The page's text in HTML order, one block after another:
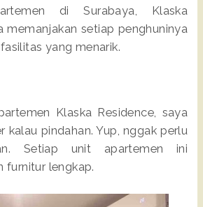
di Surabaya, Klaska
memanjakan setiap penghuninya
yang menarik.
Klaska Residence, saya
kalau pindahan. Yup, nggak perlu
Setiap unit apartemen ini
furnitur lengkap.